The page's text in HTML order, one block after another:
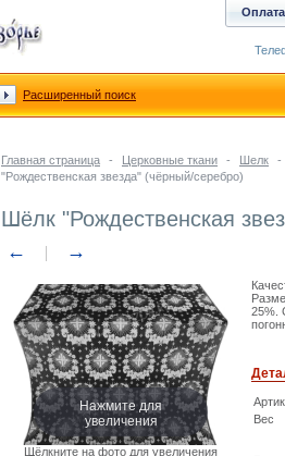
Главная страница - Церковные ткани - Шелк
-
"Рождественская звезда" (чёрный/серебро)
Шёлк "Рождественская
← →
Нажмите для
увеличения
Щёлкните на фото для увеличения
25%.
Вес
Оплата
Расширенный поиск